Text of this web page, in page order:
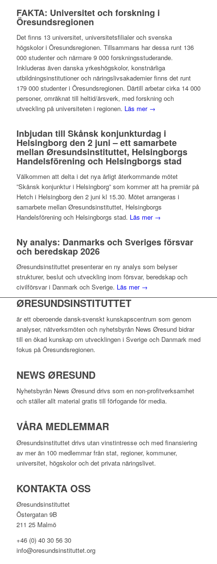
FAKTA: Universitet och forskning i
Öresundsregionen
Det finns 13 universitet, universitetsfilialer och svenska
högskolor i Öresundsregionen. Tillsammans har dessa runt 136
000 studenter och närmare 9 000 forskningsstuderande.
Inkluderas även danska yrkeshögskolor, konstnärliga
utbildningsinstitutioner och näringslivsakademier finns det runt
179 000 studenter i Öresundsregionen. Därtill arbetar cirka 14 000
personer, omräknat till heltid/årsverk, med forskning och
utveckling på universiteten i regionen. Läs mer →
Inbjudan till Skånsk konjunkturdag i
Helsingborg den 2 juni – ett samarbete
mellan Øresundsinstituttet, Helsingborgs
Handelsförening och Helsingborgs stad
Välkommen att delta i det nya årligt återkommande mötet
”Skånsk konjunktur i Helsingborg” som kommer att ha premiär på
Hetch i Helsingborg den 2 juni kl 15.30. Mötet arrangeras i
samarbete mellan Øresundsinstituttet, Helsingborgs
Handelsförening och Helsingborgs stad. Läs mer →
Ny analys: Danmarks och Sveriges försvar
och beredskap 2026
Øresundsinstituttet presenterar en ny analys som belyser
strukturer, beslut och utveckling inom försvar, beredskap och
civilförsvar i Danmark och Sverige. Läs mer →
ØRESUNDSINSTITUTTET
är ett oberoende dansk-svenskt kunskapscentrum som genom
analyser, nätverksmöten och nyhetsbyrån News Øresund bidrar
till en ökad kunskap om utvecklingen i Sverige och Danmark med
fokus på Öresundsregionen.
NEWS ØRESUND
Nyhetsbyrån News Øresund drivs som en non-profitverksamhet
och ställer allt material gratis till förfogande för media.
VÅRA MEDLEMMAR
Øresundsinstituttet drivs utan vinst­intresse och med finansiering
av mer än 100 medlemmar från stat, regioner, kommuner,
universitet, högskolor och det privata näringslivet.
KONTAKTA OSS
Øresundsinstituttet
Östergatan 9B
211 25 Malmö
+46 (0) 40 30 56 30
info@oresundsinstituttet.org